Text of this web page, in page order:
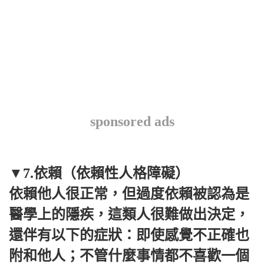
sponsored ads
▼7.依賴（依賴性人格障礙）
依賴他人很正常，但過度依賴被認為是
醫學上的隱疾，這類人很難做出決定，
還伴有以下的症狀：即使感覺不正確也
附和他人；不管什麼事情都不喜歡一個